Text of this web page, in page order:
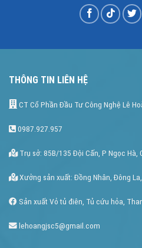
THÔNG TIN LIÊN HỆ
CT Cổ Phần Đầu Tư Công Nghệ Lê
0987.927.957
Trụ sở: 85B/135 Đội Cấn, P Ngọc Hà,
Xưởng sản xuất: Đồng Nhân, Đông
Sản xuất Vỏ tủ điên, Tủ cứu hỏa,
lehoangjsc5@gmail.com